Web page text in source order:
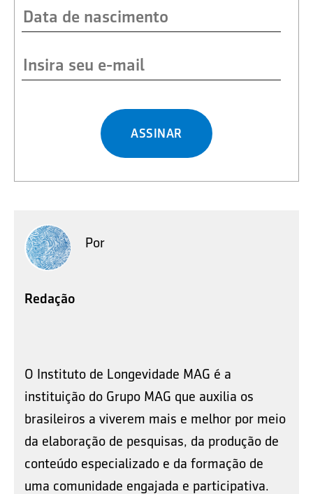
ASSINAR
Por
Redação
O Instituto de Longevidade MAG é a
instituição do Grupo MAG que auxilia os
brasileiros a viverem mais e melhor por meio
da elaboração de pesquisas, da produção de
conteúdo especializado e da formação de
uma comunidade engajada e participativa.